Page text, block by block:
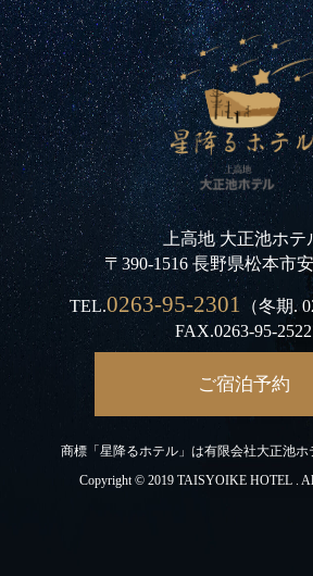
上高地 大正池ホテ
〒390-1516 長野県松本市
TEL.0263-95-2301 （冬期.
FAX.0263-95-2522
ご宿泊予約
商標「星降るホテル」は有限会社大正池
Copyright © 2019 TAISYOIKE HOTEL . All